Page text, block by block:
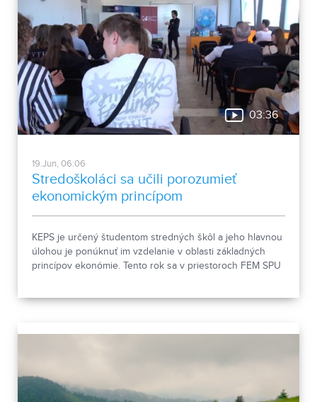
03:36
19.Jun, 06:06
Stredoškoláci sa učili porozumieť
ekonomickým princípom
KEPS je určený študentom stredných škôl a jeho hlavnou
úlohou je ponúknuť im vzdelanie v oblasti základných
princípov ekonómie. Tento rok sa v priestoroch FEM SPU